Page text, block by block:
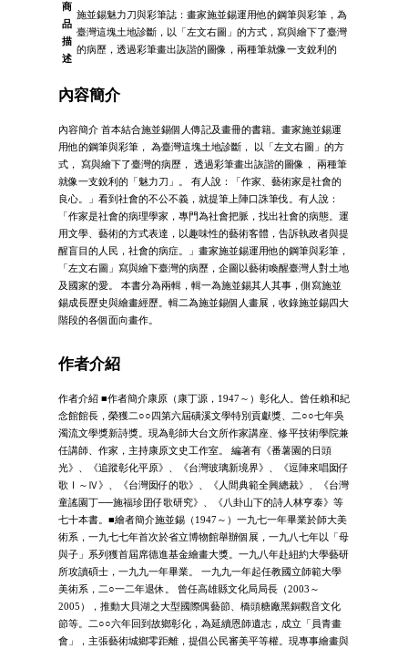
商
品
描
述
施並錫魅力刀與彩筆誌：畫家施並錫運用他的鋼筆與彩筆，為
臺灣這塊土地診斷，以「左文右圖」的方式，寫與繪下了臺灣
的病歷，透過彩筆畫出詼諧的圖像，兩種筆就像一支銳利的
內容簡介
內容簡介 首本結合施並錫個人傳記及畫冊的書籍。畫家施並錫運
用他的鋼筆與彩筆， 為臺灣這塊土地診斷， 以「左文右圖」的方
式， 寫與繪下了臺灣的病歷， 透過彩筆畫出詼諧的圖像， 兩種筆
就像一支銳利的「魅力刀」。 有人說：「作家、藝術家是社會的
良心。」看到社會的不公不義，就提筆上陣口誅筆伐。有人說：
「作家是社會的病理學家，專門為社會把脈，找出社會的病態。運
用文學、藝術的方式表達，以趣味性的藝術客體，告訴執政者與提
醒盲目的人民，社會的病症。」畫家施並錫運用他的鋼筆與彩筆，
「左文右圖」寫與繪下臺灣的病歷，企圖以藝術喚醒臺灣人對土地
及國家的愛。 本書分為兩輯，輯一為施並錫其人其事，側寫施並
錫成長歷史與繪畫經歷。輯二為施並錫個人畫展，收錄施並錫四大
階段的各個面向畫作。
作者介紹
作者介紹 ■作者簡介康原（康丁源，1947～）彰化人。曾任賴和紀
念館館長，榮獲二○○四第六屆磺溪文學特別貢獻獎、二○○七年吳
濁流文學獎新詩獎。現為彰師大台文所作家講座、修平技術學院兼
任講師、作家，主持康原文史工作室。 編著有《番薯園的日頭
光》、《追蹤彰化平原》、《台灣玻璃新境界》、《逗陣來唱囡仔
歌Ⅰ～Ⅳ》、《台灣囡仔的歌》、《人間典範全興總裁》、《台灣
童謠園丁──施福珍囝仔歌研究》、《八卦山下的詩人林亨泰》等
七十本書。■繪者簡介施並錫（1947～）一九七一年畢業於師大美
術系，一九七七年首次於省立博物館舉辦個展，一九八七年以「母
與子」系列獲首屆席德進基金繪畫大獎。一九八年赴紐約大學藝研
所攻讀碩士，一九九一年畢業。 一九九一年起任教國立師範大學
美術系，二○一二年退休。 曾任高雄縣文化局局長（2003～
2005），推動大貝湖之大型國際偶藝節、橋頭糖廠黑銅觀音文化
節等。二○○六年回到故鄉彰化，為延續恩師遺志，成立「員青畫
會」，主張藝術城鄉零距離，提倡公民審美平等權。現專事繪畫與